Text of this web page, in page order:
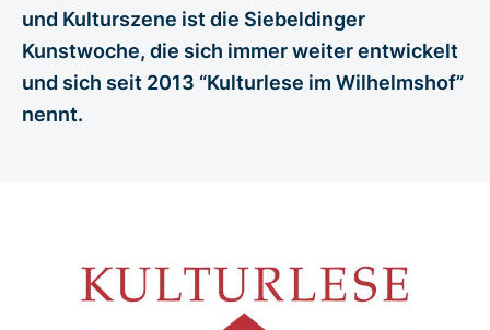
und Kulturszene ist die Siebeldinger
Kunstwoche, die sich immer weiter entwickelt
und sich seit 2013 “Kulturlese im Wilhelmshof”
nennt.